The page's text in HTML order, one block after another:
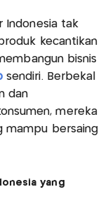
Indonesia tak
kecantikan
bisnis
sendiri. Berbekal
dan
mereka
mampu bersaing
yang